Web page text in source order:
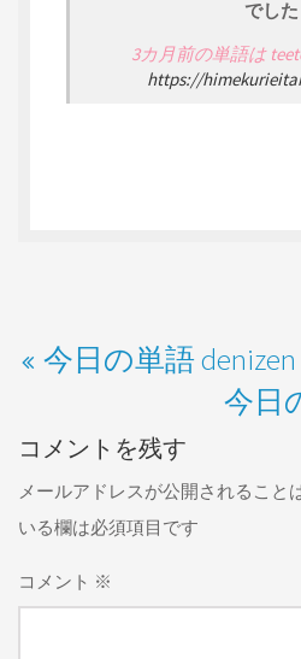
でした
3カ月前の単語は
https://
今日の単語 denizen
今日
コメントを残す
メールアドレスが公開されること
いる欄は必須項目です
コメント ※